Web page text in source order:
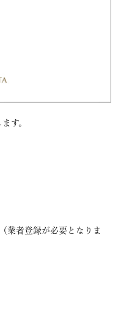
す。
（業者登録が必要となりま